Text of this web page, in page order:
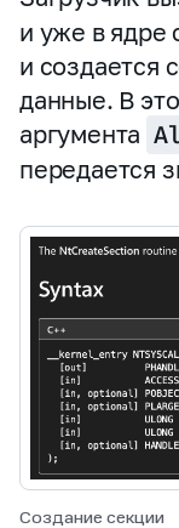
и уже в ядре
и создается
данные. В
аргумента
передается
Создание секции